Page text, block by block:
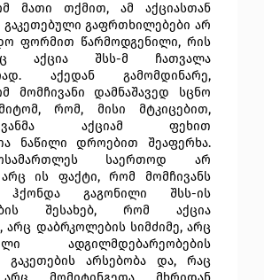
მათი თქმით, ამ აქციასთან
გაკეთებული გაფრთხილებები არ
ფორმით წარმოდგენილი, რის
აქცია შსს-მ ჩათვალა
აქედან გამომდინარე,
მომჩივანი დამნაშავედ სცნო
რომ, მისი მტკიცებით,
აქციამ ფეხით
ნაწილი დროებით შეაფერხა.
საერთოდ არ
არც ის ფაქტი, რომ მომჩივანს
ჰქონდა გაგონილი შსს-ის
შესახებ, რომ აქცია
დაბრკოლების სიმძიმე, არც
ადგილმდებარეობების
გაკეთების არსებობა და, რაც